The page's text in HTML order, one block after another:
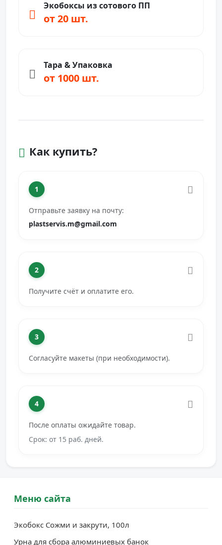
Экобоксы из сотового ПП
от 20 шт.
Тара & Упаковка
от 1000 шт.
Как купить?
1
Отправьте заявку на почту:
plastservis.m@gmail.com
2
Получите счёт и оплатите его.
3
Согласуйте макеты (при необходимости).
4
После оплаты ожидайте товар.
Срок: от 15 раб. дней.
Меню сайта
Экобокс Сожми и закрути, 100л
Урна для сбора алюминиевых банок